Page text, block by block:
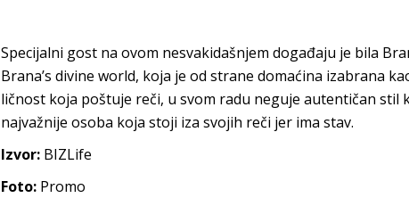
Specijalni gost na ovom nesvakidašnjem događaju je bila
Brana’s divine world, koja je od strane domaćina izabrana
ličnost koja poštuje reči, u svom radu neguje autentičan stil
najvažnije osoba koja stoji iza svojih reči jer ima stav.
Izvor: BIZLife
Foto: Promo